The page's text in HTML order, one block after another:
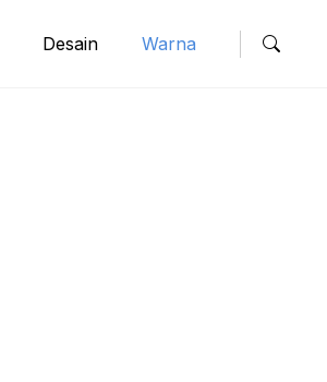
Desain Warna